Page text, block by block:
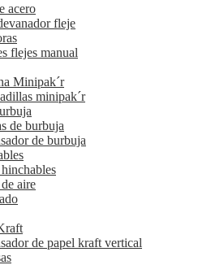
acero
fleje
flejes manual
Minipak´r
minipak´r
de burbuja
de burbuja
aire
de papel kraft vertical